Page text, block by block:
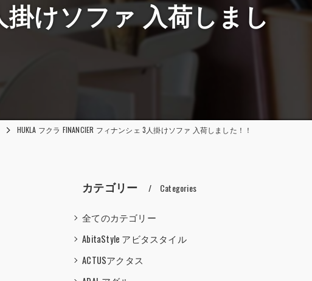
掛けソファ 入荷しまし
HUKLA フクラ FINANCIER フィナンシェ 3人掛けソファ 入荷しました！！
カテゴリー Categories
全てのカテゴリー
AbitaStyle アビタスタイル
ACTUSアクタス